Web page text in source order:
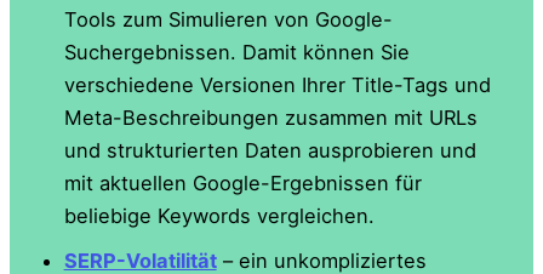
Tools zum Simulieren von Google-
Suchergebnissen. Damit können Sie
verschiedene Versionen Ihrer Title-Tags und
Meta-Beschreibungen zusammen mit URLs
und strukturierten Daten ausprobieren und
mit aktuellen Google-Ergebnissen für
beliebige Keywords vergleichen.
SERP-Volatilität– ein unkompliziertes